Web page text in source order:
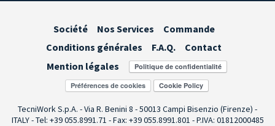
Société Nos Services
Commande
Conditions générales
F.A.Q.
Contact
Mention légales
Préférences de cookies
TecniWork S.p.A. - Via R. Benini 8 - 50013 Campi Bisenzio (Firenze) -
ITALY - Tel: +39 055.8991.71 - Fax: +39 055.8991.801 - P.IVA: 01812000485